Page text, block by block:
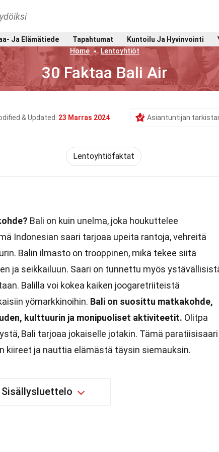
Ja Elämätiede Tapahtumat Kuntoilu Ja Hyvinvointi
Home
Lentoyhtiöt
30 Faktaa Bali Air
& Updated: 23 Marras 2024 Asiantuntijan
Lentoyhtiöfaktat
Bali on kuin unelma, joka houkuttelee
Indonesian saari tarjoaa upeita rantoja, vehreitä
Balin ilmasto on trooppinen, mikä tekee siitä
ja seikkailuun. Saari on tunnettu myös
Balilla voi kokea kaiken joogaretriiteistä
yömarkkinoihin. Bali on suosittu matkakohde,
kulttuurin ja monipuoliset aktiviteetit. Olitpa
Bali tarjoaa jokaiselle jotakin. Tämä paratiisisaari
kiireet ja nauttia elämästä täysin siemauksin.
Sisällysluettelo